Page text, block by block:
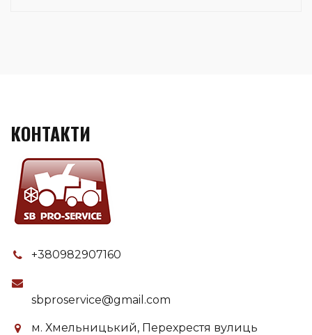
КОНТАКТИ
+380982907160
sbproservice@gmail.com
м. Хмельницький, Перехрестя вулиць